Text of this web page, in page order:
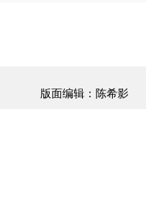
版面编辑：陈希影